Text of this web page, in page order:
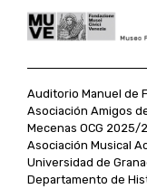
Auditorio Manuel de
Asociación Amigos de
Mecenas OCG 2025/
Asociación Musical
Universidad de
Departamento de